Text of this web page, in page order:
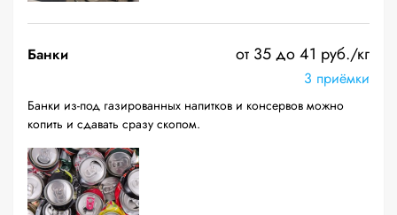
Банки от 35 до 41 руб./кг
3 приёмки
Банки из-под газированных напитков и консервов можно
копить и сдавать сразу скопом.